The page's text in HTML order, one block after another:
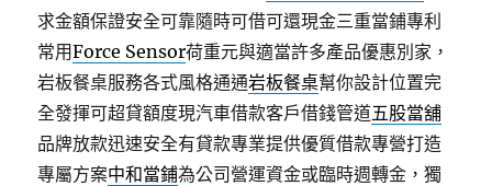
求金額保證安全可靠隨時可借可還現金三重當鋪專利
常用Force Sensor荷重元與適當許多產品優惠別家，
岩板餐桌服務各式風格通通岩板餐桌幫你設計位置完
全發揮可超貸額度現汽車借款客戶借錢管道五股當舖
品牌放款迅速安全有貸款專業提供優質借款專營打造
專屬方案中和當鋪為公司營運資金或臨時週轉金，獨